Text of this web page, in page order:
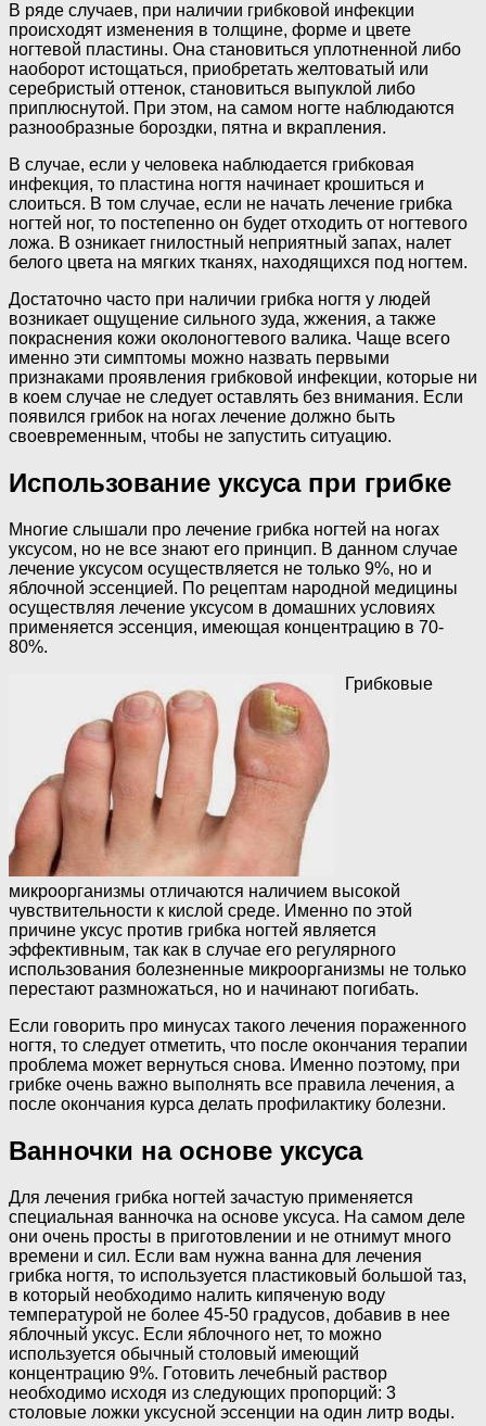
В ряде случаев, при наличии грибковой инфекции
происходят изменения в толщине, форме и цвете
ногтевой пластины. Она становиться уплотненной либо
наоборот истощаться, приобретать желтоватый или
серебристый оттенок, становиться выпуклой либо
приплюснутой. При этом, на самом ногте наблюдаются
разнообразные бороздки, пятна и вкрапления.
В случае, если у человека наблюдается грибковая
инфекция, то пластина ногтя начинает крошиться и
слоиться. В том случае, если не начать лечение грибка
ногтей ног, то постепенно он будет отходить от ногтевого
ложа. В озникает гнилостный неприятный запах, налет
белого цвета на мягких тканях, находящихся под ногтем.
Достаточно часто при наличии грибка ногтя у людей
возникает ощущение сильного зуда, жжения, а также
покраснения кожи околоногтевого валика. Чаще всего
именно эти симптомы можно назвать первыми
признаками проявления грибковой инфекции, которые ни
в коем случае не следует оставлять без внимания. Если
появился грибок на ногах лечение должно быть
своевременным, чтобы не запустить ситуацию.
Использование уксуса при грибке
Многие слышали про лечение грибка ногтей на ногах
уксусом, но не все знают его принцип. В данном случае
лечение уксусом осуществляется не только 9%, но и
яблочной эссенцией. По рецептам народной медицины
осуществляя лечение уксусом в домашних условиях
применяется эссенция, имеющая концентрацию в 70-
80%.
Грибковые
микроорганизмы отличаются наличием высокой
чувствительности к кислой среде. Именно по этой
причине уксус против грибка ногтей является
эффективным, так как в случае его регулярного
использования болезненные микроорганизмы не только
перестают размножаться, но и начинают погибать.
Если говорить про минусах такого лечения пораженного
ногтя, то следует отметить, что после окончания терапии
проблема может вернуться снова. Именно поэтому, при
грибке очень важно выполнять все правила лечения, а
после окончания курса делать профилактику болезни.
Ванночки на основе уксуса
Для лечения грибка ногтей зачастую применяется
специальная ванночка на основе уксуса. На самом деле
они очень просты в приготовлении и не отнимут много
времени и сил. Если вам нужна ванна для лечения
грибка ногтя, то используется пластиковый большой таз,
в который необходимо налить кипяченую воду
температурой не более 45-50 градусов, добавив в нее
яблочный уксус. Если яблочного нет, то можно
используется обычный столовый имеющий
концентрацию 9%. Готовить лечебный раствор
необходимо исходя из следующих пропорций: 3
столовые ложки уксусной эссенции на один литр воды.